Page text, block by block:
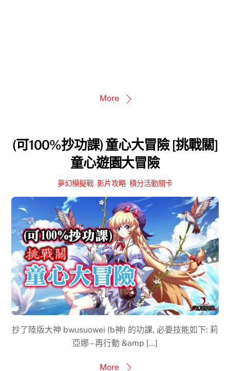
More
(可100%抄功課) 童心大冒險 [挑戰關]
童心遊園大冒險
夢幻模擬戰 影片攻略 積分活動關卡
抄了陸版大神 bwusuowei (b神) 的功課, 必要技能如下: 莉
亞娜 – 再行動 &amp […]
More